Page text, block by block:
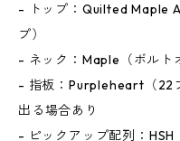
- トップ：Quilted Maple
プ）
- ネック：Maple（ボルト
- 指板：Purpleheart（22
出る場合あり
- ピックアップ配列：